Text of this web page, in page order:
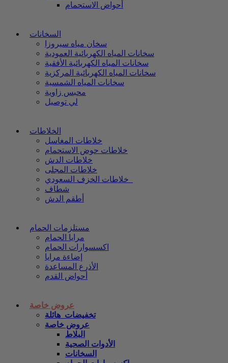
أحواض الاستحمام
السخانات
سخان مياه سيروزا
سخانات المياه الكهربائية العمودية
سخانات المياه الكهربائية الأفقية
سخانات المياه الكهربائية المركزية
سخانات المياه الشمسية
محبس زاوية
لي توصيل
الخلاطات
خلاطات المغاسل
خلاطات حوض الاستحمام
خلاطات الدش
خلاطات المجلى
شطاف
أطقم الدش
مستلزمات الحمام
مرايا الحمام
اكسسوارات الحمام
إضاءة مرايا
الأذرع المساعدة
أحواض القدم
عروض خاصة
تخفيضات_هائلة
عروض خاصة
البلاط
الأدوات الصحية
السخانات